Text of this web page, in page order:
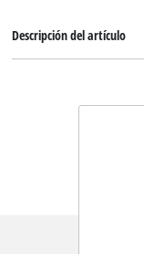
Descripción del artículo